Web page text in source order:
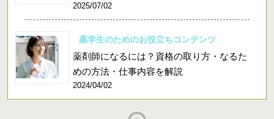
2025/07/02
薬学生のためのお役立ちコンテンツ
薬剤師になるには？資格の取り方・なるた
めの方法・仕事内容を解説
2024/04/02